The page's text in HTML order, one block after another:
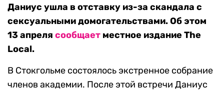
Даниус ушла в отставку из-за скандала с
сексуальными домогательствами. Об этом
13 апреля сообщает местное издание The
Local.
В Стокгольме состоялось экстренное собрание
членов академии. После этой встречи Даниус